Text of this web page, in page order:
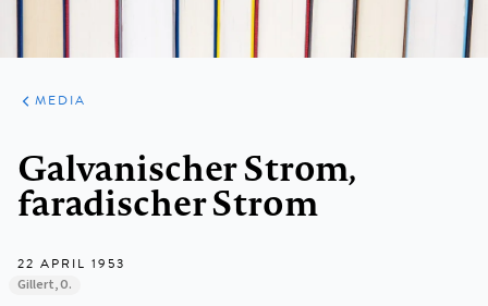
ARTIKELEN
VARIA
MEDIA
Galvanischer Strom,
faradischer Strom
22 APRIL 1953
Gillert, O.